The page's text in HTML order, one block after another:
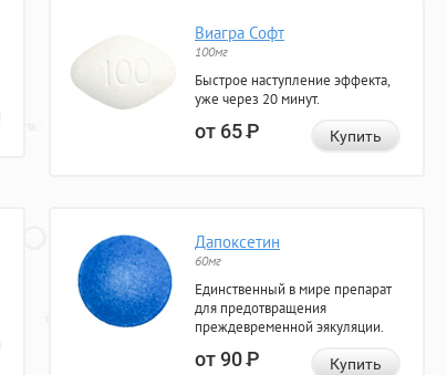
Виагра Софт
100мг
Быстрое наступление эффекта,
уже через 20 минут.
от 65Р Купить
Дапоксетин
60мг
Единственный в мире препарат
для предотвращения
преждевременной эякуляции.
от 90Р Купить